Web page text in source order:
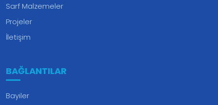
Sarf Malzemeler
Projeler
İletişim
BAĞLANTILAR
Bayiler